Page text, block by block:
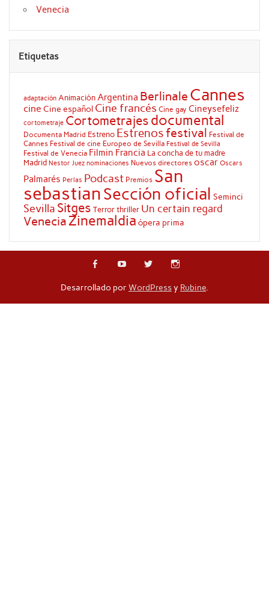
Venecia
Etiquetas
adaptación Animación Argentina Berlinale Cannes
cine Cine español Cine francés Cine gay Cineysefeliz
cortometraje Cortometrajes documental
Documenta Madrid Estreno Estrenos festival Festival de
Cannes Festival de cine Europeo de Sevilla Festival de Sevilla
Festival de Venecia Filmin Francia La concha de tu madre
Madrid Nestor Juez nominaciones Nuevos directores oscar Oscars
Palmarés Perlas Podcast Premios San
sebastianSección oficial Seminci
Sevilla Sitges Terrorthriller Un certain regard
Venecia Zinemaldia ópera prima
Desarrollado por WordPressy Rubine.